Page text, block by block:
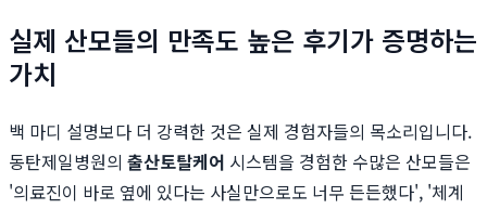
실제 산모들의 만족도 높은 후기가 증명하는
가치
백 마디 설명보다 더 강력한 것은 실제 경험자들의 목소리입니다.
동탄제일병원의 출산토탈케어 시스템을 경험한 수많은 산모들은
'의료진이 바로 옆에 있다는 사실만으로도 너무 든든했다', '체계